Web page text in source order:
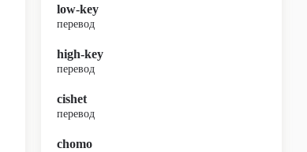
low-key
перевод
high-key
перевод
cishet
перевод
chomo